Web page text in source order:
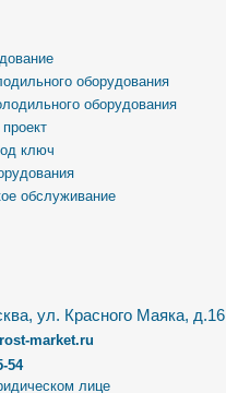
оборудования
оборудования
ключ
обслуживание
ул. Красного Маяка, д.16
market.ru
54
лице